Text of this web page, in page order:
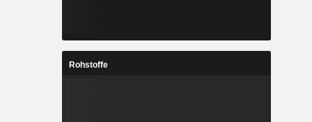
Rohstoffe